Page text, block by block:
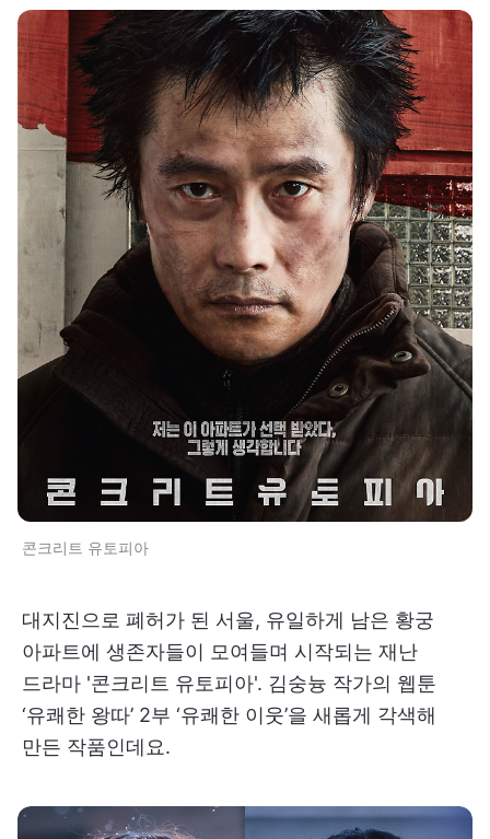
콘크리트 유토피아
대지진으로 폐허가 된 서울, 유일하게 남은 황궁
아파트에 생존자들이 모여들며 시작되는 재난
드라마 '콘크리트 유토피아'. 김숭늉 작가의 웹툰
‘유쾌한 왕따’ 2부 ‘유쾌한 이웃’을 새롭게 각색해
만든 작품인데요.